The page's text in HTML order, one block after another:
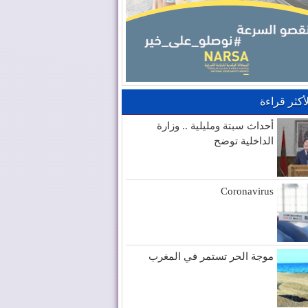
قراءة
أحداث سبتة ومليلية .. وزارة
الداخلية توضح
Coronavirus
موجة الحر تستمر في المغرب